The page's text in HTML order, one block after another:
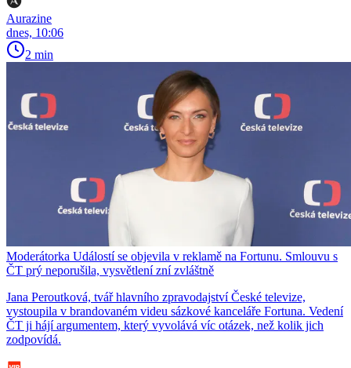
Aurazine
dnes, 10:06
2 min
Moderátorka Událostí se objevila v reklamě na Fortunu. Smlouvu s
ČT prý neporušila, vysvětlení zní zvláštně
Jana Peroutková, tvář hlavního zpravodajství České televize,
vystoupila v brandovaném videu sázkové kanceláře Fortuna. Vedení
ČT ji hájí argumentem, který vyvolává víc otázek, než kolik jich
zodpovídá.